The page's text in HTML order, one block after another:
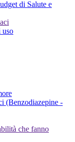
di Salute e
uso
(Benzodiazepine -